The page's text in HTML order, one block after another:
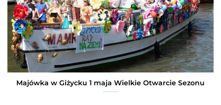
Majówka w Giżycku 1 maja Wielkie Otwarcie Sezonu